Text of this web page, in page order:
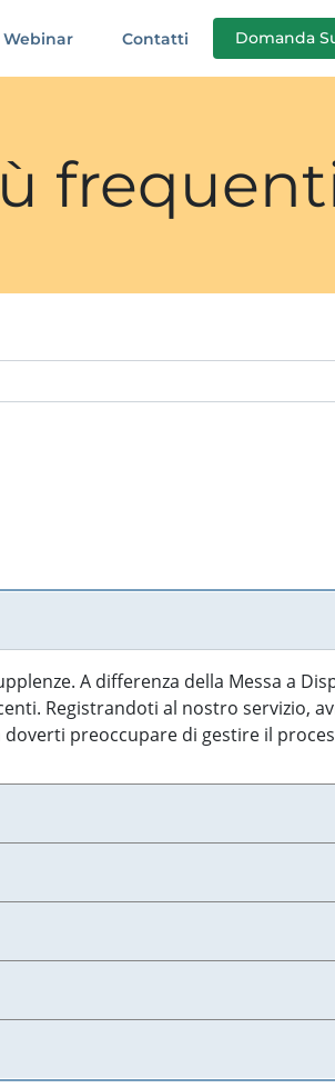
Webinar Contatti Domanda
A differenza della Messa a
Registrandoti al nostro servizio,
preoccupare di gestire il